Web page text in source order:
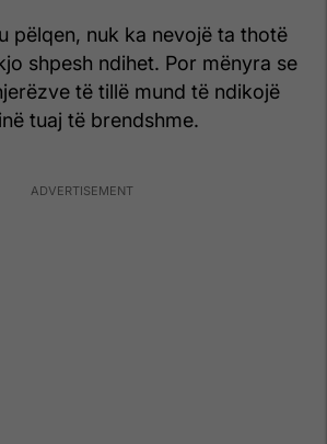
pëlqen, nuk ka nevojë ta thotë
shpesh ndihet. Por mënyra se
të tillë mund të ndikojë
tuaj të brendshme.